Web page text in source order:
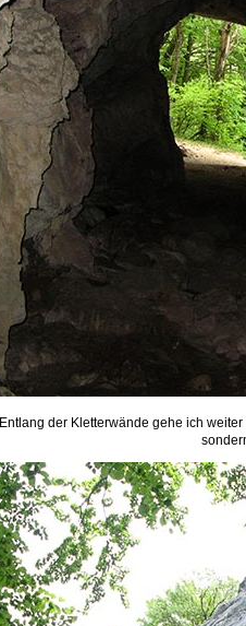
Entlang der Kletterwände gehe ich